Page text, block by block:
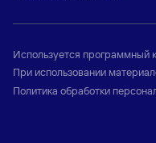
Используется программный
При использовании
Политика обработки